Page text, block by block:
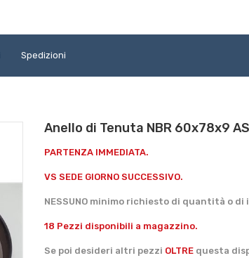
Spedizioni
Anello di Tenuta NBR 60x78x9 AS
PARTENZA IMMEDIATA.
VS SEDE GIORNO SUCCESSIVO.
NESSUNO minimo richiesto di quantità o di
18 Pezzi disponibili a magazzino.
Se poi desideri altri pezzi OLTRE questa